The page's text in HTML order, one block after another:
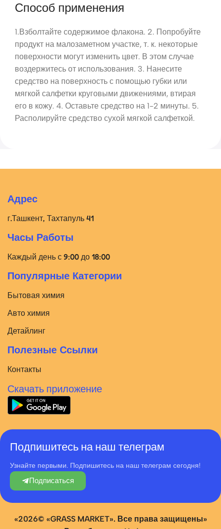
Способ применения
1.Взболтайте содержимое флакона. 2. Попробуйте
продукт на малозаметном участке, т. к. некоторые
поверхности могут изменить цвет. В этом случае
воздержитесь от использования. 3. Нанесите
средство на поверхность с помощью губки или
мягкой салфетки круговыми движениями, втирая
его в кожу. 4. Оставьте средство на 1-2 минуты. 5.
Располируйте средство сухой мягкой салфеткой.
Адрес
г.Ташкент, Тахтапуль 41
Часы Работы
Каждый день с 9:00 до 18:00
Популярные Категории
Бытовая химия
Авто химия
Детайлинг
Полезные Ссылки
Контакты
Скачать приложение
Подпишитесь на наш телеграм
Узнайте первыми. Подпишитесь на наш телеграм сегодня!
Подписаться
«2026© «GRASS MARKET». Все права защищены»